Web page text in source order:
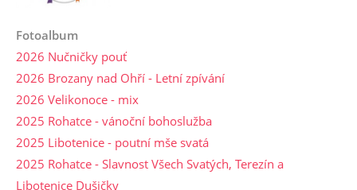
Fotoalbum
2026 Nučničky pouť
2026 Brozany nad Ohří - Letní zpívání
2026 Velikonoce - mix
2025 Rohatce - vánoční bohoslužba
2025 Libotenice - poutní mše svatá
2025 Rohatce - Slavnost Všech Svatých, Terezín a
Libotenice Dušičky